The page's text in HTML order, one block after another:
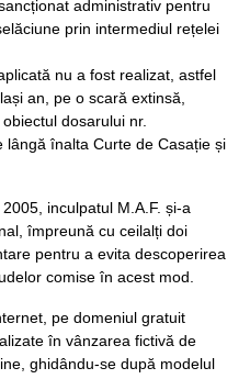
administrativ pentru
prin intermediul rețelei
nu a fost realizat, astfel
an, pe o scară extinsă,
dosarului nr.
lângă înalta Curte de Casație și
inculpatul M.A.F. și-a
împreună cu ceilalți doi
pentru a evita descoperirea
comise în acest mod.
pe domeniul gratuit
în vânzarea fictivă de
ghidându-se după modelul